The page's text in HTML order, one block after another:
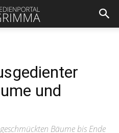
und
Bäume bis Ende